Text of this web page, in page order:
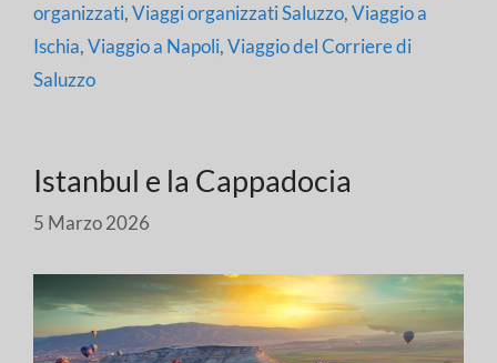
organizzati,Viaggi organizzati Saluzzo,Viaggio a
Ischia,Viaggio a Napoli,Viaggio del Corriere di
Saluzzo
Istanbul e la Cappadocia
5 Marzo 2026